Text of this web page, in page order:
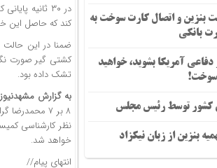
بنزین و اتصال کارت سوخت به
بانکی
آمریکا بشوید، خواهید
سوخت!
کشور توسط رئیس مجلس
بنزین از زبان نیکزاد
در ۳۰ ثانیه
کند که حاصل این
ضمنا در این
کشتی گیر صورت
تشک داده بود.
به گزارش مشهدنیوز
۸ بر ۷
خواهد شد.
انتهای پیام//